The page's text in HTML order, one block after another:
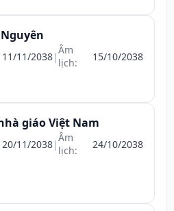
11/11/2038|Âm
lịch:
15/10/2038
giáo Việt Nam
20/11/2038|Âm
lịch:
24/10/2038